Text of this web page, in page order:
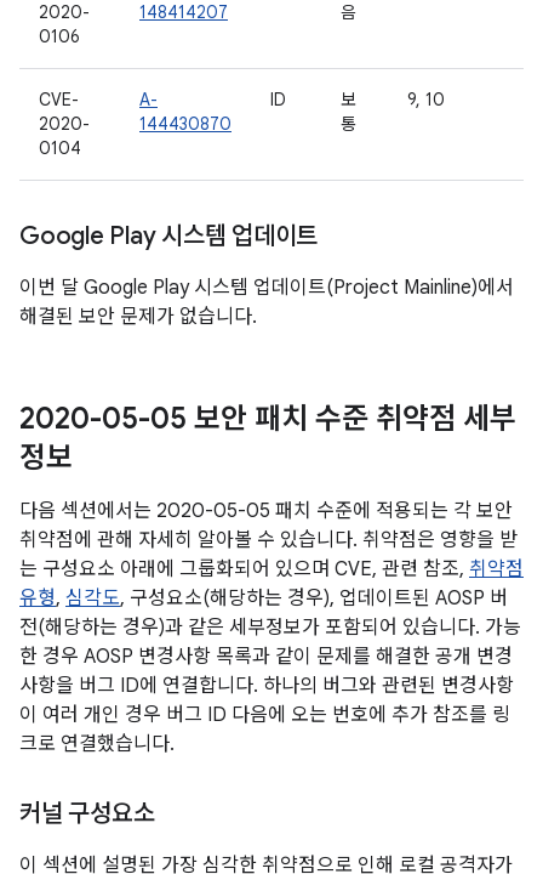
2020-
0106
148414207
음
CVE-
2020-
0104
A-
144430870
ID
보
통
9, 10
Google Play 시스템 업데이트
이번 달 Google Play 시스템 업데이트(Project Mainline)에서
해결된 보안 문제가 없습니다.
2020-05-05 보안 패치 수준 취약점 세부
정보
다음 섹션에서는 2020-05-05 패치 수준에 적용되는 각 보안
취약점에 관해 자세히 알아볼 수 있습니다. 취약점은 영향을 받
는 구성요소 아래에 그룹화되어 있으며 CVE, 관련 참조, 취약점
유형, 심각도, 구성요소(해당하는 경우), 업데이트된 AOSP 버
전(해당하는 경우)과 같은 세부정보가 포함되어 있습니다. 가능
한 경우 AOSP 변경사항 목록과 같이 문제를 해결한 공개 변경
사항을 버그 ID에 연결합니다. 하나의 버그와 관련된 변경사항
이 여러 개인 경우 버그 ID 다음에 오는 번호에 추가 참조를 링
크로 연결했습니다.
커널 구성요소
이 섹션에 설명된 가장 심각한 취약점으로 인해 로컬 공격자가